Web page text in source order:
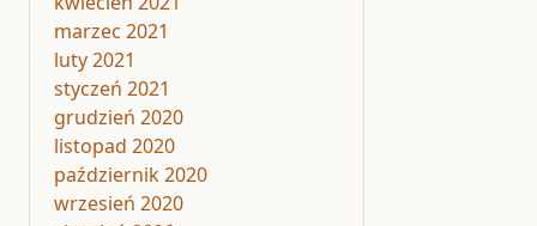
marzec 2021
luty 2021
styczeń 2021
grudzień 2020
listopad 2020
październik 2020
wrzesień 2020